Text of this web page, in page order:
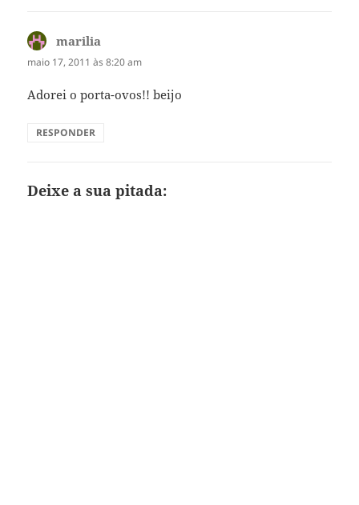
marilia
maio 17, 2011 às 8:20 am
Adorei o porta-ovos!! beijo
RESPONDER
Deixe a sua pitada: